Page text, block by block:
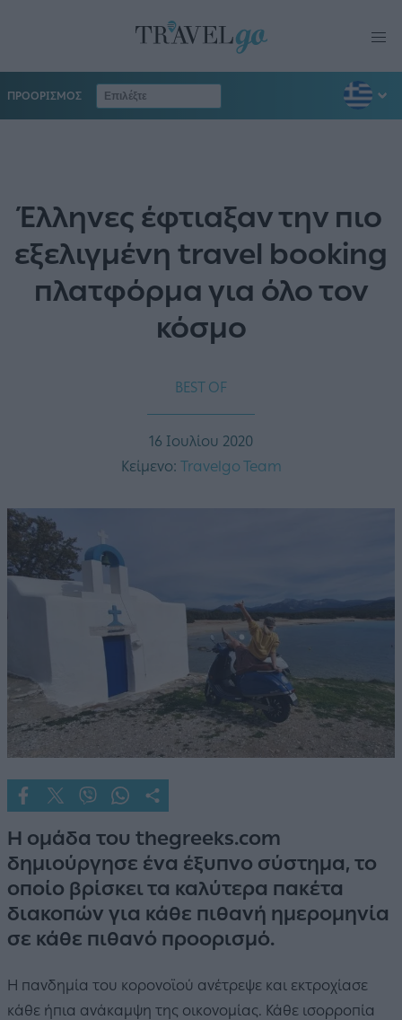
ΠΡΟΟΡΙΣΜΟΣ
Έλληνες έφτιαξαν την πιο
εξελιγμένη travel booking
πλατφόρμα για όλο τον
κόσμο
BEST OF
16 Ιουλίου 2020
Κείμενο: Travelgo Team
Η ομάδα του thegreeks.com
δημιούργησε ένα έξυπνο σύστημα, το
οποίο βρίσκει τα καλύτερα πακέτα
διακοπών για κάθε πιθανή ημερομηνία
σε κάθε πιθανό προορισμό.
Η πανδημία του κορονοϊού ανέτρεψε και εκτροχίασε
κάθε ήπια ανάκαμψη της οικονομίας. Κάθε ισορροπία